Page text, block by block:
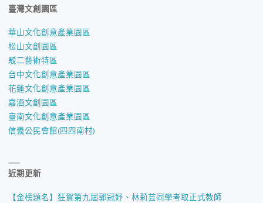
臺灣文創園區
華山文化創意產業園區
松山文創園區
駁二藝術特區
台中文化創意產業園區
花蓮文化創意產業園區
嘉酒文創園區
臺南文化創意產業園區
信義公民會館(四四南村)
近期更新
【金榜題名】狂賀第九屆郭冠妤、林莉芸同學考取正式教師